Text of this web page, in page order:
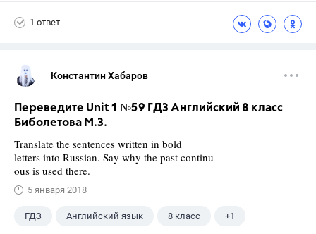
1 ответ
Константин Хабаров
Переведите Unit 1 №59 ГДЗ Английский 8 класс
Биболетова М.З.
Translate the sentences written in bold
letters into Russian. Say why the past continu-
ous is used there.
5 января 2018
ГДЗ Английский язык 8 класс +1